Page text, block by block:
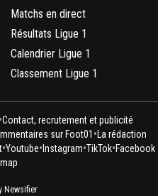
Matchs en direct
Résultats Ligue 1
Calendrier Ligue 1
Classement Ligue 1
•Contact, recrutement et publicité
sur Foot01 • La rédaction
•Youtube• Instagram•TikTok•Facebook
Newsifier